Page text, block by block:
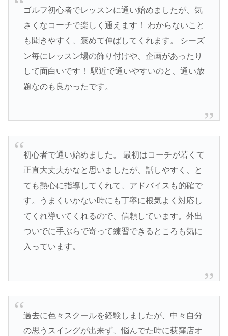
ゴルフ初心者でレッスンに通い始めましたが、気
さくなコーチで楽しく通えます！ わからないこと
も聞きやすく、褒めて伸ばしてくれます。 シーズ
ン毎にレッスン場の飾り付けや、企画があったり
して面白いです！ 駅近で通いやすいのと、通い放
題なのも良かったです。
初心者で通い始めました。 最初はコーチが若くて
正直大丈夫かなと思いましたが、話しやすく、と
ても熱心に指導してくれて、アドバイスも的確で
す。うまくいかない時にも丁寧に根気よく対応し
てくれ導いてくれるので、信頼しています。外出
ついでに手ぶらで寄って練習できるところも気に
入っています。
過去に色々スクールを経験しましたが、中々自分
の思うスイングが出来ず、悩んでた時に荻窪店オ